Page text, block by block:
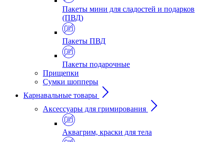
Пакеты мини для сладостей и подарков
(ПВД)
Пакеты ПВД
Пакеты подарочные
Прищепки
Сумки шопперы
Карнавальные товары
Аксессуары для гримирования
Аквагрим, краски для тела